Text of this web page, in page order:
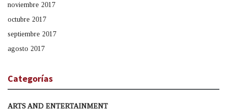
noviembre 2017
octubre 2017
septiembre 2017
agosto 2017
Categorías
ARTS AND ENTERTAINMENT